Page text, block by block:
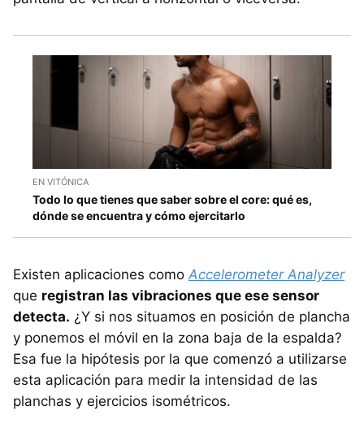
EN VITÓNICA
Todo lo que tienes que saber sobre el core: qué es,
dónde se encuentra y cómo ejercitarlo
Existen aplicaciones como Accelerometer Analyzer
que registran las vibraciones que ese sensor
detecta. ¿Y si nos situamos en posición de plancha
y ponemos el móvil en la zona baja de la espalda?
Esa fue la hipótesis por la que comenzó a utilizarse
esta aplicación para medir la intensidad de las
planchas y ejercicios isométricos.